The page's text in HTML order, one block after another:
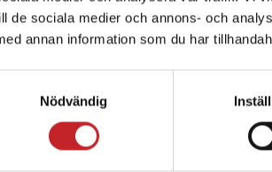
de sociala medier och annons- och
annan information som du har
Nödvändig
300-
Marathon 80
Passar följande